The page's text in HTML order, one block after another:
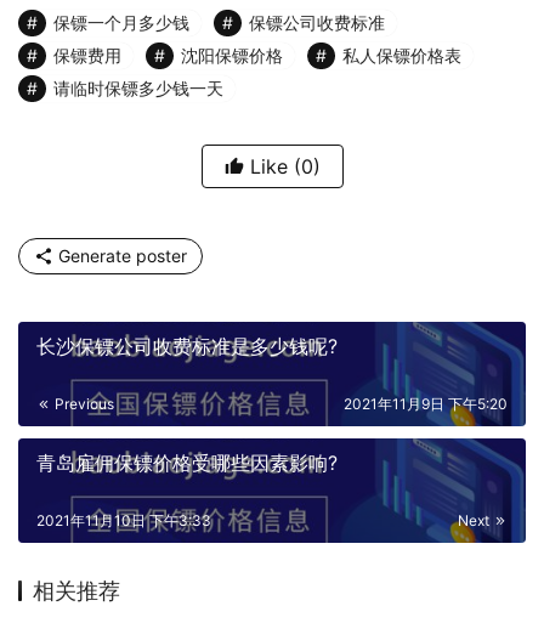
保镖一个月多少钱
保镖公司收费标准
保镖费用
沈阳保镖价格
私人保镖价格表
请临时保镖多少钱一天
Like (0)
Generate poster
长沙保镖公司收费标准是多少钱呢?
Previous 2021年11月9日 下午5:20
青岛雇佣保镖价格受哪些因素影响?
Next
2021年11月10日 下午3:33
相关推荐